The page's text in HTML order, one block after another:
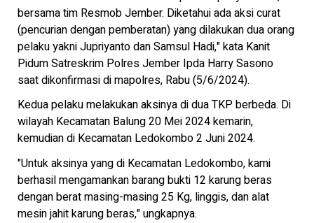
bersama tim Resmob Jember. Diketahui ada aksi curat
(pencurian dengan pemberatan) yang dilakukan dua orang
pelaku yakni Jupriyanto dan Samsul Hadi," kata Kanit
Pidum Satreskrim Polres Jember Ipda Harry Sasono
saat dikonfirmasi di mapolres, Rabu (5/6/2024).
Kedua pelaku melakukan aksinya di dua TKP berbeda. Di
wilayah Kecamatan Balung 20 Mei 2024 kemarin,
kemudian di Kecamatan Ledokombo 2 Juni 2024.
"Untuk aksinya yang di Kecamatan Ledokombo, kami
berhasil mengamankan barang bukti 12 karung beras
dengan berat masing-masing 25 Kg, linggis, dan alat
mesin jahit karung beras," ungkapnya.